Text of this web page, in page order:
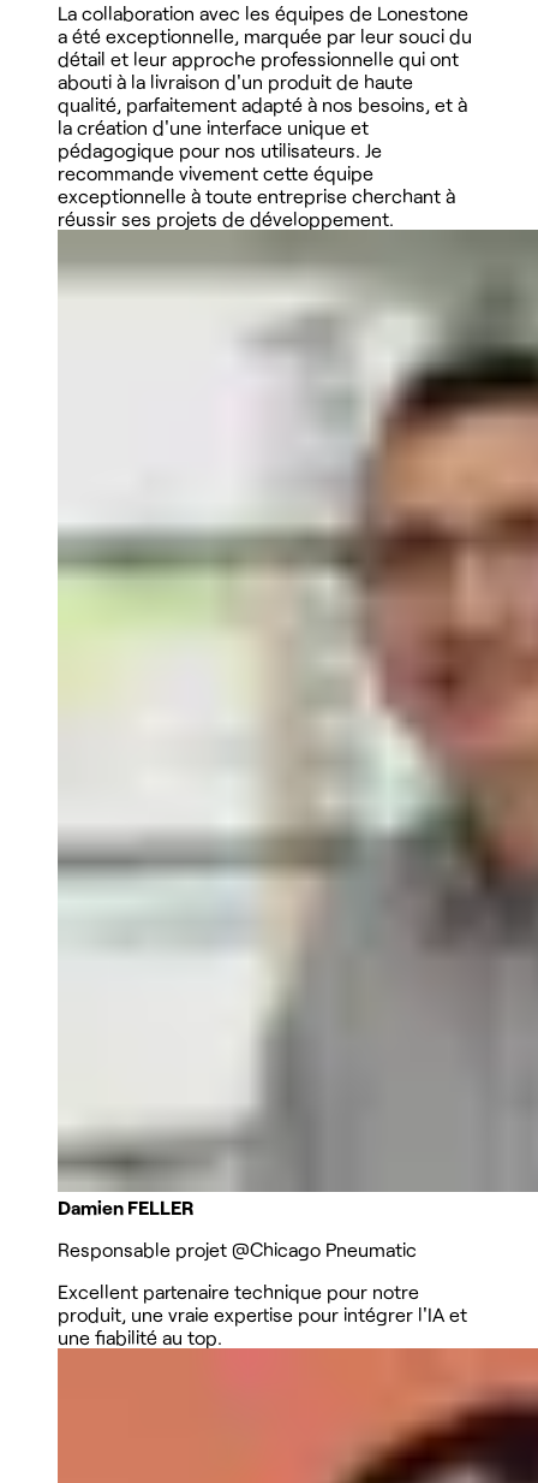
La collaboration avec les équipes de Lonestone
a été exceptionnelle, marquée par leur souci du
détail et leur approche professionnelle qui ont
abouti à la livraison d'un produit de haute
qualité, parfaitement adapté à nos besoins, et à
la création d'une interface unique et
pédagogique pour nos utilisateurs. Je
recommande vivement cette équipe
exceptionnelle à toute entreprise cherchant à
réussir ses projets de développement.
Damien FELLER
Responsable projet @Chicago Pneumatic
Excellent partenaire technique pour notre
produit, une vraie expertise pour intégrer l'IA et
une fiabilité au top.